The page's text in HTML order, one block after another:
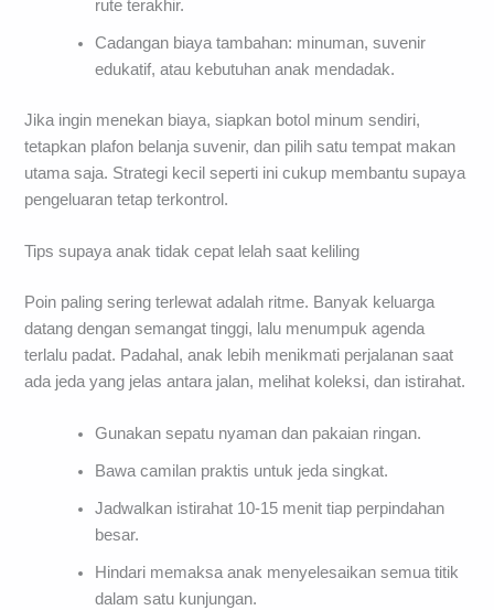
rute terakhir.
Cadangan biaya tambahan: minuman, suvenir
edukatif, atau kebutuhan anak mendadak.
Jika ingin menekan biaya, siapkan botol minum sendiri,
tetapkan plafon belanja suvenir, dan pilih satu tempat makan
utama saja. Strategi kecil seperti ini cukup membantu supaya
pengeluaran tetap terkontrol.
Tips supaya anak tidak cepat lelah saat keliling
Poin paling sering terlewat adalah ritme. Banyak keluarga
datang dengan semangat tinggi, lalu menumpuk agenda
terlalu padat. Padahal, anak lebih menikmati perjalanan saat
ada jeda yang jelas antara jalan, melihat koleksi, dan istirahat.
Gunakan sepatu nyaman dan pakaian ringan.
Bawa camilan praktis untuk jeda singkat.
Jadwalkan istirahat 10-15 menit tiap perpindahan
besar.
Hindari memaksa anak menyelesaikan semua titik
dalam satu kunjungan.